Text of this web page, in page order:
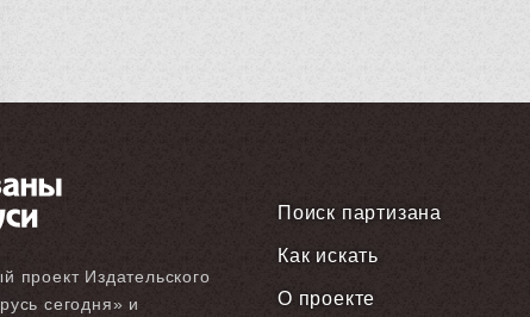
проект Издательского
сегодня» и
Поиск партизана
Как искать
О проекте